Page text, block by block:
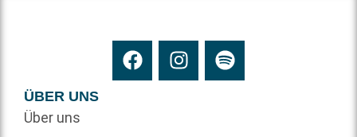
ÜBER UNS
Über uns